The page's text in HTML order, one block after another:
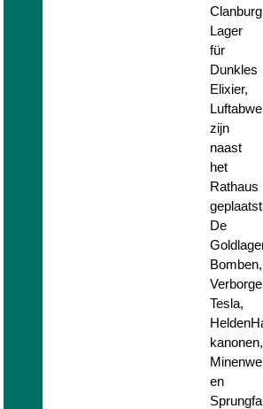
Lager
für
Dunkles
Elixier,
zijn
naast
het
Rathaus
De
Bomben,
Tesla,
kanonen,
en